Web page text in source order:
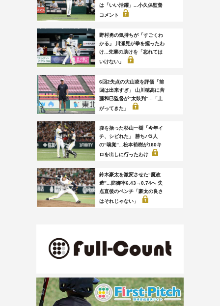
は「いい活躍」...小久保監督
コメント
野村勇の気持ちが「すごくわ
かる」 川瀬晃が拳を握ったわ
け...先輩の助けを「忘れては
いけない」
6回2失点の大山凌を評価「前
回は出来すぎ」 山川穂高に斉
藤和巳監督が“太鼓判”...「上
がってきた」
腹を括った杉山一樹「今年イ
チ、シビれた」 勝ちパ3人
の“嗅覚”...松本裕樹が160キ
ロを出しに行ったわけ
鈴木豪太を激変させた“魔改
造”...防御率6.43→0.74へ 失
点直後のベンチ「豪太の良さ
はそれじゃない」